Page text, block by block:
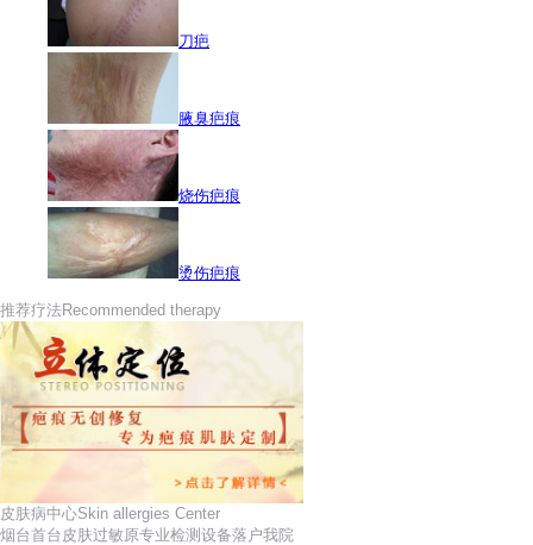
刀疤
腋臭疤痕
烧伤疤痕
烫伤疤痕
推荐疗法Recommended therapy
皮肤病中心Skin allergies Center
烟台首台皮肤过敏原专业检测设备落户我院